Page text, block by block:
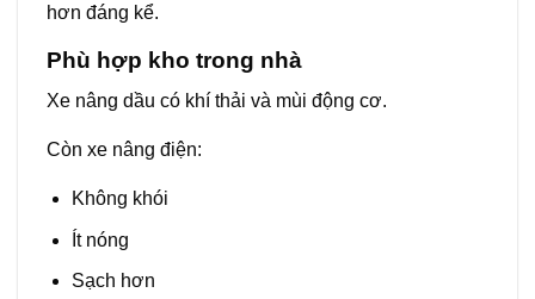
hơn đáng kể.
Phù hợp kho trong nhà
Xe nâng dầu có khí thải và mùi động cơ.
Còn xe nâng điện:
Không khói
Ít nóng
Sạch hơn